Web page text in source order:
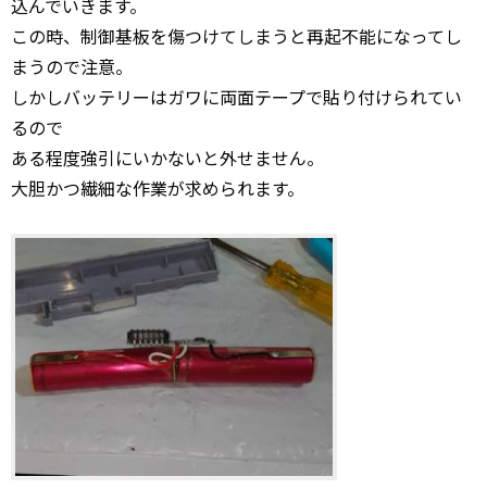
この時、制御基板を傷つけてしまうと再起不能になってし
まうので注意。
しかしバッテリーはガワに両面テープで貼り付けられてい
るので
ある程度強引にいかないと外せません。
大胆かつ繊細な作業が求められます。